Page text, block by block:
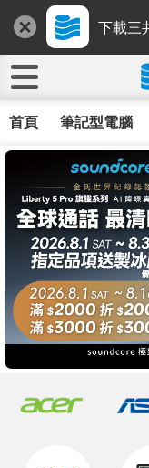
下載三
首頁 筆記型電腦